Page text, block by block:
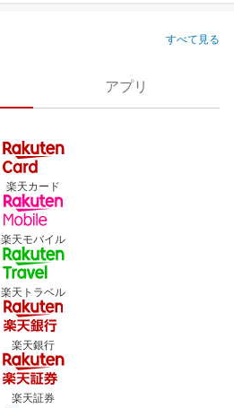
すべて見る
アプリ
楽天カード
楽天モバイル
楽天トラベル
楽天銀行
楽天証券